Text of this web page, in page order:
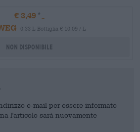
€ 3,49
0,33 L Bottiglia € 10,09 / L
Non disponibile
e-mail per essere informato
l'articolo sarà nuovamente